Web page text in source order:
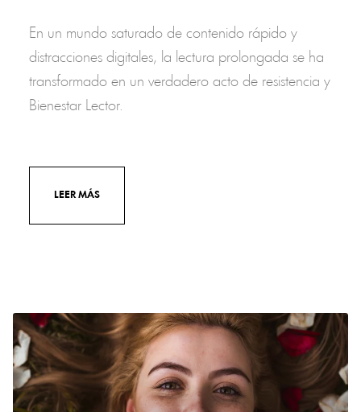
En un mundo saturado de contenido rápido y
distracciones digitales, la lectura prolongada se ha
transformado en un verdadero acto de resistencia y
Bienestar Lector.
LEER MÁS